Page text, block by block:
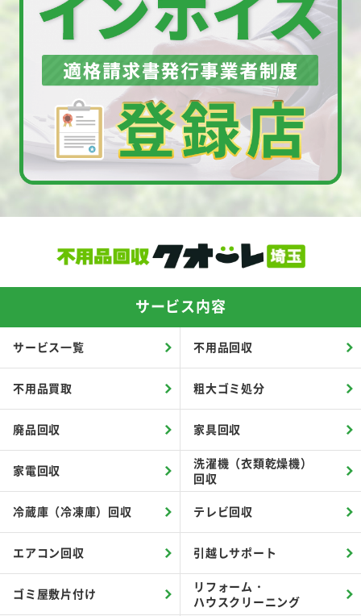
サービス内容
サービス一覧 不用品回収
不用品買取 粗大ゴミ処分
廃品回収 家具回収
家電回収
洗濯機（衣類乾燥機）
回収
冷蔵庫（冷凍庫）回収 テレビ回収
エアコン回収 引越しサポート
ゴミ屋敷片付け
リフォーム・
ハウスクリーニング